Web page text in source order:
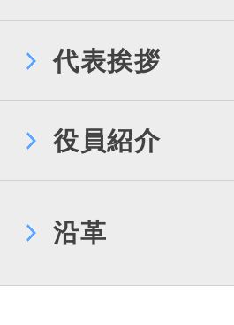
代表挨拶
役員紹介
沿革